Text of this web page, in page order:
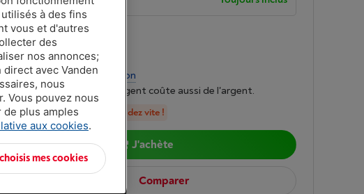
demain -Voir le stock
399,00
payer par mois-Simulation
emprunter de l'argent coûte aussi de l'argent.
de 10 en stock, commandez vite !
J'achète
Comparer
à des fins
vous et d'autres
des
nos annonces;
avec Vanden
nous
Vous pouvez nous
plus amples
aux cookies.
mes cookies